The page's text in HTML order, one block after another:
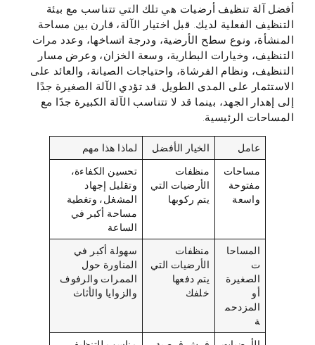
أفضل آلة تنظيف أرضيات هي تلك التي تتناسب مع بيئة
التنظيف الفعلية لديك. قبل اختيار الآلة، قارن بين مساحة
المنشأة، ونوع سطح الأرضية، ودرجة اتساخها، وعدد مرات
التنظيف، وخيارات البطارية، وسعة الخزان، وعرض مسار
التنظيف، ونظام الفرشاة، واحتياجات الصيانة، والعائد على
الاستثمار على المدى الطويل. قد تؤدي الآلة الصغيرة جدًا
إلى إهدار الجهد، بينما قد لا تتناسب الآلة الكبيرة جدًا مع
المساحات الرئيسية.
عامل الخيار الأفضل لماذا هذا مهم
مساحات
مفتوحة
واسعة
منظفات
الأرضيات التي
يتم ركوبها
تحسين الكفاءة،
وتقليل إجهاد
المشغل، وتغطية
مساحة أكبر في
الساعة
المساحا
ت
الصغيرة
أو
المزدحم
ة
منظفات
الأرضيات التي
يتم دفعها
خلفك
سهولة أكبر في
المناورة حول
الممرات والرفوف
والزوايا والأثاث